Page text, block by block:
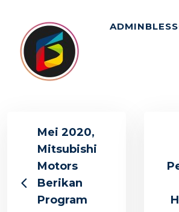
Mei 2020,
Mitsubishi
Motors
Berikan
Program